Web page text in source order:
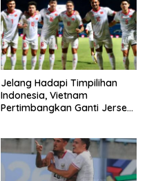
Jelang Hadapi Timpilihan
Indonesia, Vietnam
Pertimbangkan Ganti Jersey